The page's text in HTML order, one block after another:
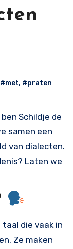
#met, #praten
ben Schildje de
samen een
van dialecten.
Laten we
taal die vaak in
Ze maken